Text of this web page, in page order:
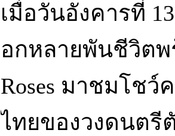
เมื่อวันอังคารที่
อกหลายพันชีวิตพ
Roses มาชมโชว์
ไทยของวงดนตรี